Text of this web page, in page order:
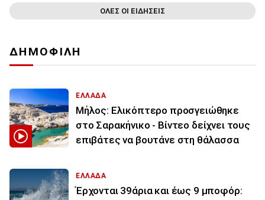
ΟΛΕΣ ΟΙ ΕΙΔΗΣΕΙΣ
ΔΗΜΟΦΙΛΗ
ΕΛΛΑΔΑ
Μήλος: Ελικόπτερο προσγειώθηκε
στο Σαρακήνικο - Βίντεο δείχνει τους
επιβάτες να βουτάνε στη θάλασσα
ΕΛΛΑΔΑ
Έρχονται 39άρια και έως 9 μποφόρ: